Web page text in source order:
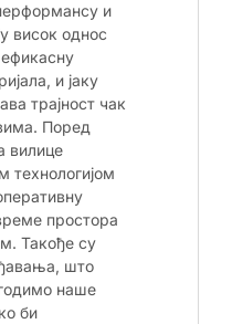
и
висок однос
и јаку
трајност чак
Поред
вилице
простора
Такође су
што
наше
би